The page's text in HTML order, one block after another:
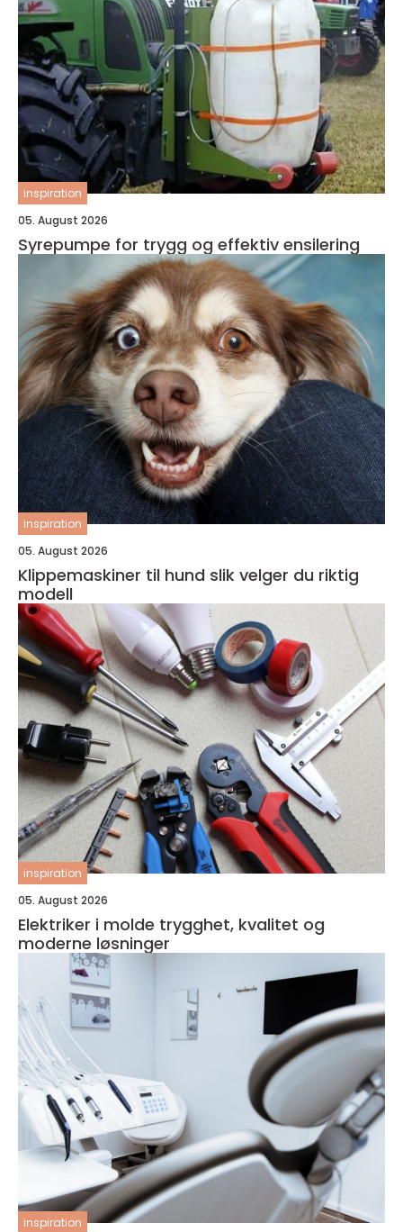
inspiration
05. August 2026
Syrepumpe for trygg og effektiv ensilering
inspiration
05. August 2026
Klippemaskiner til hund slik velger du riktig
modell
inspiration
05. August 2026
Elektriker i molde trygghet, kvalitet og
moderne løsninger
inspiration